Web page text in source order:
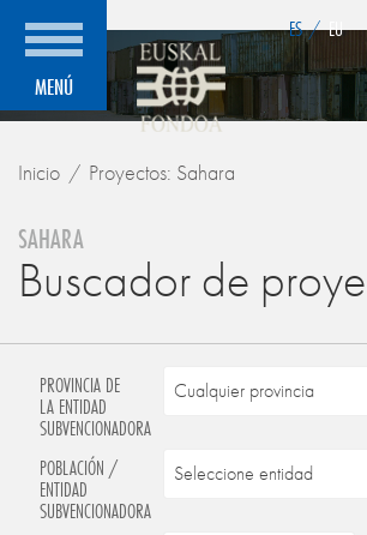
MENÚ
ES / EU
Inicio Proyectos: Sahara
SAHARA
Buscador de
PROVINCIA DE
LA ENTIDAD
SUBVENCIONADORA
POBLACIÓN /
ENTIDAD
SUBVENCIONADORA